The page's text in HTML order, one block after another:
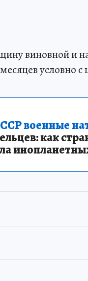
виновной и
условно
военные
как